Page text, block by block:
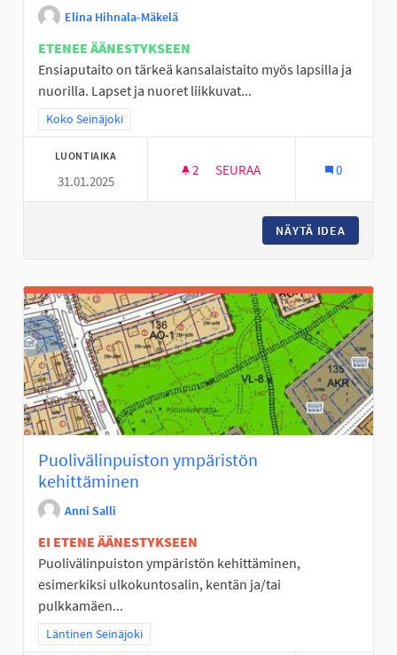
Elina Hihnala-Mäkelä
ETENEE ÄÄNESTYKSEEN
Ensiaputaito on tärkeä kansalaistaito myös lapsilla ja
nuorilla. Lapset ja nuoret liikkuvat...
Rajaa tulokset teeman mukaan: Koko Seinäjoki
Koko Seinäjoki
LUONTIAIKA
31.01.2025
2 2 SEURAAJAA
SEURAA 0
NÄYTÄ IDEA
Puolivälinpuiston ympäristön
kehittäminen
Anni Salli
EI ETENE ÄÄNESTYKSEEN
Puolivälinpuiston ympäristön kehittäminen,
esimerkiksi ulkokuntosalin, kentän ja/tai
pulkkamäen...
Rajaa tulokset teeman mukaan: Läntinen Seinäjoki
Läntinen Seinäjoki